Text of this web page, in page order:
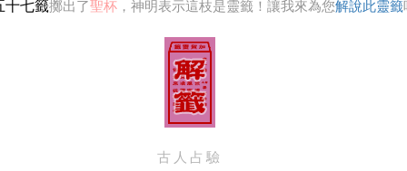
十七籤擲出了聖杯 ，神明表示這枝是靈籤！讓我來為您解說此靈籤
古人占驗